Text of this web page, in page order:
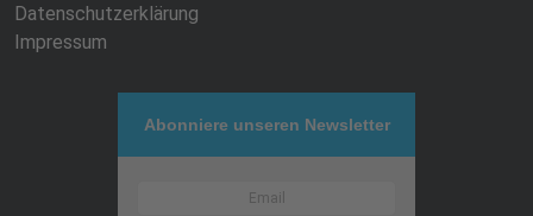
Datenschutzerklärung
Impressum
Abonniere unseren Newsletter